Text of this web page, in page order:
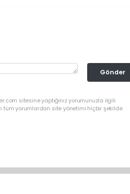
Gönder
sitesine yaptığınız yorumunuzla ilgili
tüm yorumlardan site yönetimi hiçbir şekilde